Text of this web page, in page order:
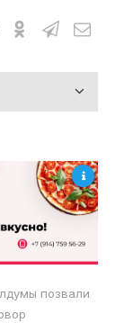
позвали